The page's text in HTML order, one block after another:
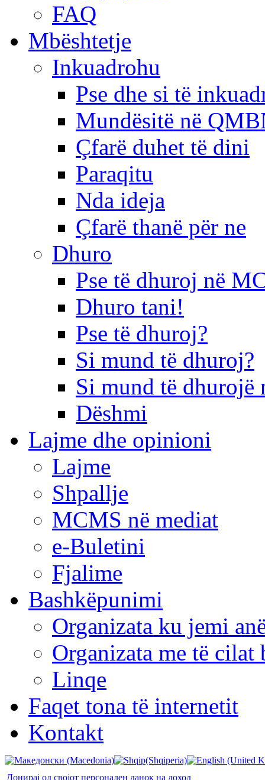
FAQ
Mbështetje
Inkuadrohu
Pse dhe si të
Mundësitë në
Çfarë duhet të dini
Paraqitu
Nda ideja
Çfarë thanë për ne
Dhuro
Pse të dhuroj në
Dhuro tani!
Pse të dhuroj?
Si mund të dhuroj?
Si mund të dhurojë
Dëshmi
Lajme dhe opinioni
Lajme
Shpallje
MCMS në mediat
e-Buletini
Fjalime
Bashkëpunimi
Organizata ku jemi
Organizata me të cilat
Linqe
Faqet tona të internetit
Kontakt
Донирај од својот персонален данок на доход